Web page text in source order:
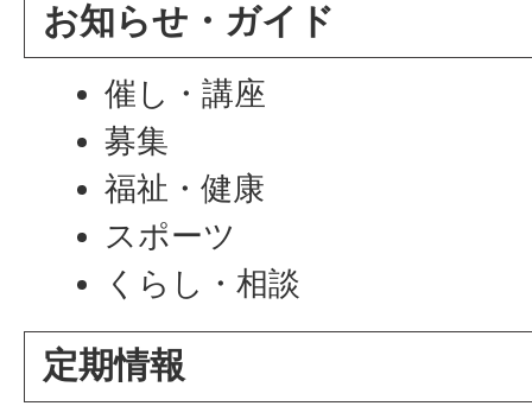
お知らせ・ガイド
催し・講座
募集
福祉・健康
スポーツ
くらし・相談
定期情報